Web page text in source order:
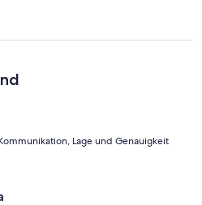
Lage und Genauigkeit